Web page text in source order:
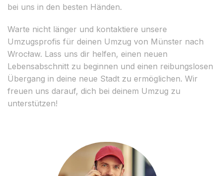
bei uns in den besten Händen.
Warte nicht länger und kontaktiere unsere
Umzugsprofis für deinen Umzug von Münster nach
Wrocław. Lass uns dir helfen, einen neuen
Lebensabschnitt zu beginnen und einen reibungslosen
Übergang in deine neue Stadt zu ermöglichen. Wir
freuen uns darauf, dich bei deinem Umzug zu
unterstützen!